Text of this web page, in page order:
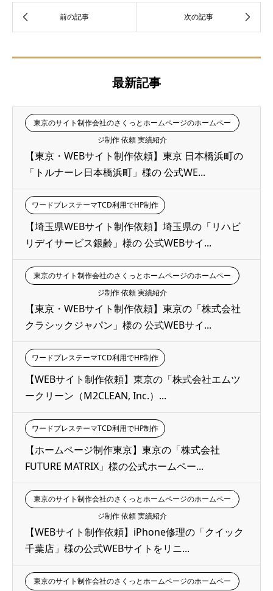
最新記事
東京のサイト制作会社のさくっとホームページのホームペー
ジ制作 依頼 実績紹介
【東京・WEBサイト制作依頼】東京 日本橋浜町の
「トルナーレ日本橋浜町」様の 公式WE...
ワードプレステーマTCD利用でHP制作
【埼玉県WEBサイト制作依頼】埼玉県の「リハビ
リデイサービス銀齢」様の 公式WEBサイ...
東京のサイト制作会社のさくっとホームページのホームペー
ジ制作 依頼 実績紹介
【東京・WEBサイト制作依頼】東京の「株式会社
クラシックジャパン」様の 公式WEBサイ...
ワードプレステーマTCD利用でHP制作
【WEBサイト制作依頼】東京の「株式会社エムツ
ークリーン（M2CLEAN, Inc.）...
ワードプレステーマTCD利用でHP制作
【ホームページ制作東京】東京の「株式会社
FUTURE MATRIX」様の公式ホームペー...
東京のサイト制作会社のさくっとホームページのホームペー
ジ制作 依頼 実績紹介
【WEBサイト制作依頼】iPhone修理の「クイック
千葉店」様の公式WEBサイトをリニ...
東京のサイト制作会社のさくっとホームページのホームペー